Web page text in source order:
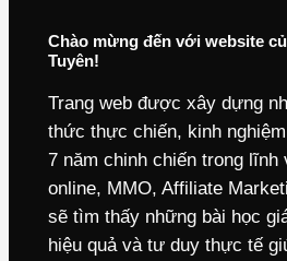
Chào mừng đến với website
Tuyên!
Trang web được xây dựng
thức thực chiến, kinh
7 năm chinh chiến trong lĩnh
online, MMO, Affiliate
sẽ tìm thấy những bài học
hiệu quả và tư duy thực tế